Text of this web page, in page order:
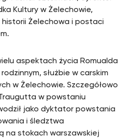
Kultury w Żelechowie,
Żelechowa i postaci
aspektach życia Romualda
służbie w carskim
w Żelechowie. Szczegółowo
w powstaniu
jako dyktator powstania
i śledztwa
na stokach warszawskiej